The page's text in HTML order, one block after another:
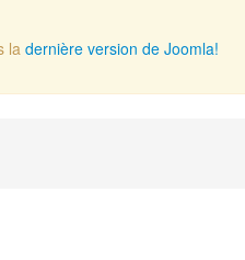
la dernière version de Joomla!